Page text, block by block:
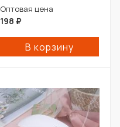
Оптовая цена
198 ₽
В корзину